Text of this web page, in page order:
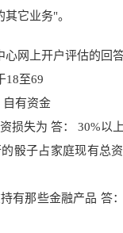
其它业务"。
心网上开户评估的回
18至69
自有资金
损失为 答： 30%以上
骰子占家庭现有总
有那些金融产品 答